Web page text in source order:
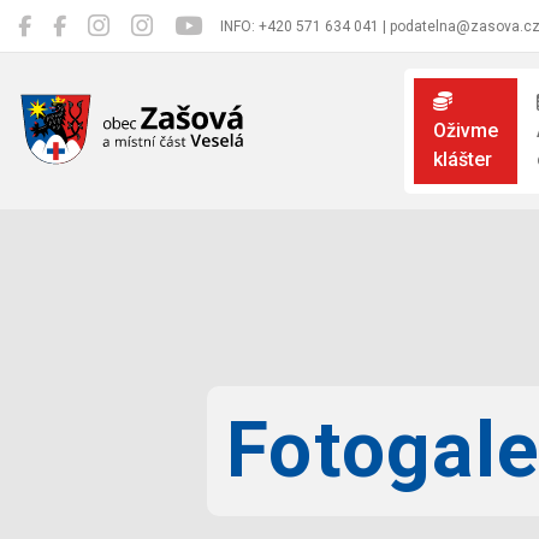
INFO: +420 571 634 041 | podatelna@zasova.cz
Zašová
Oživme
klášter